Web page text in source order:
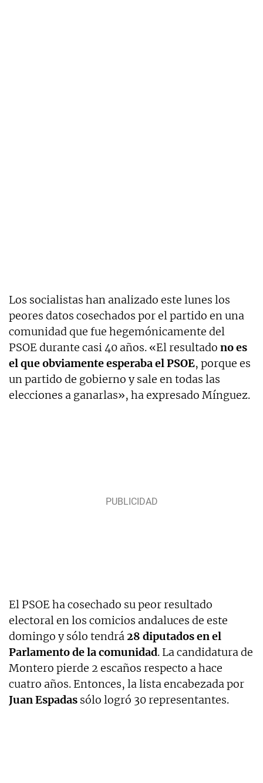
Los socialistas han analizado este lunes los
peores datos cosechados por el partido en una
comunidad que fue hegemónicamente del
PSOE durante casi 40 años. «El resultado no es
el que obviamente esperaba el PSOE, porque es
un partido de gobierno y sale en todas las
elecciones a ganarlas», ha expresado Mínguez.
El PSOE ha cosechado su peor resultado
electoral en los comicios andaluces de este
domingo y sólo tendrá28 diputados en el
Parlamento de la comunidad. La candidatura de
Montero pierde 2 escaños respecto a hace
cuatro años. Entonces, la lista encabezada por
Juan Espadas sólo logró 30 representantes.